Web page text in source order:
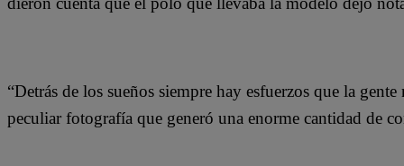
“Detrás de los sueños siempre hay esfuerzos que la
peculiar fotografía que generó una enorme cantidad de